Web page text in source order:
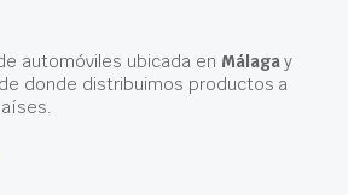
automóviles ubicada en Málagay
donde distribuimos productos a